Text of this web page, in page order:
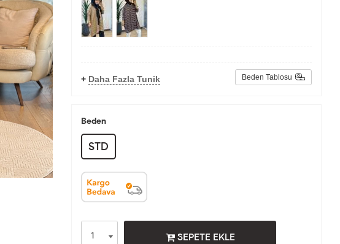
+ Daha Fazla Tunik Beden Tablosu
Beden
STD
SEPETE EKLE